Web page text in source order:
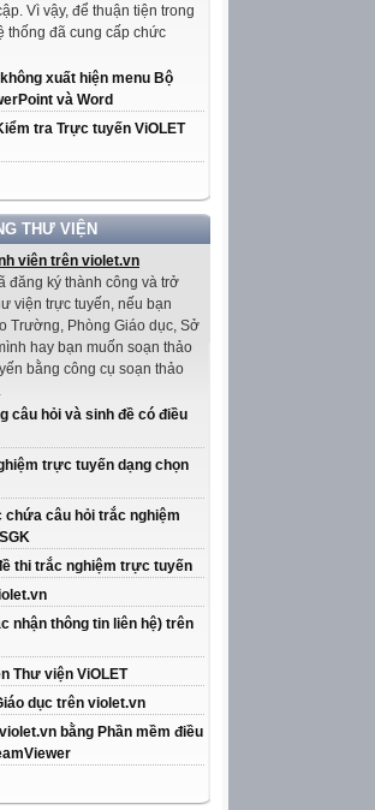
Vì vậy, để thuận tiện trong
thống đã cung cấp chức
xuất hiện menu Bộ
và Word
tra Trực tuyến ViOLET
THƯ VIỆN
viên trên violet.vn
đăng ký thành công và trở
viện trực tuyến, nếu bạn
Trường, Phòng Giáo dục, Sở
hay bạn muốn soạn thảo
bằng công cụ soạn thảo
câu hỏi và sinh đề có điều
trực tuyến dạng chọn
chứa câu hỏi trắc nghiệm
thi trắc nghiệm trực tuyến
nhận thông tin liên hệ) trên
Thư viện ViOLET
dục trên violet.vn
bằng Phần mềm điều